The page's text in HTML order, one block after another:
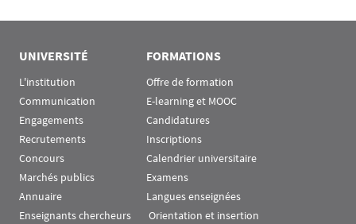
UNIVERSITÉ
L'institution
Communication
Engagements
Recrutements
Concours
Marchés publics
Annuaire
Enseignants chercheurs
FORMATIONS
Offre de formation
E-learning et MOOC
Candidatures
Inscriptions
Calendrier universitaire
Examens
Langues enseignées
Orientation et insertion